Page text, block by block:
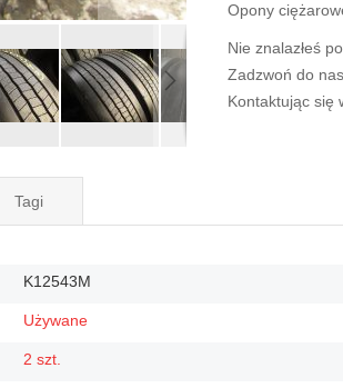
Opony
Nie znalazłeś
Zadzwoń do
Kontaktując się
K12543M
Używane
2 szt.
Tagi